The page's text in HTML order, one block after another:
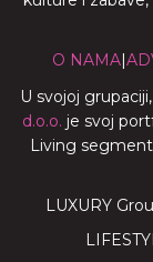
O NAMA|
U svojoj
d.o.o. je svoj
Living
LUXURY